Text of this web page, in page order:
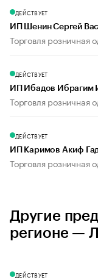
ДЕЙСТВУЕТ
ИП Шенин Сергей
Торговля розничная
ДЕЙСТВУЕТ
ИП Ибадов Ибрагим
Торговля розничная
ДЕЙСТВУЕТ
ИП Каримов Акиф
Торговля розничная
Другие
регионе —
ДЕЙСТВУЕТ